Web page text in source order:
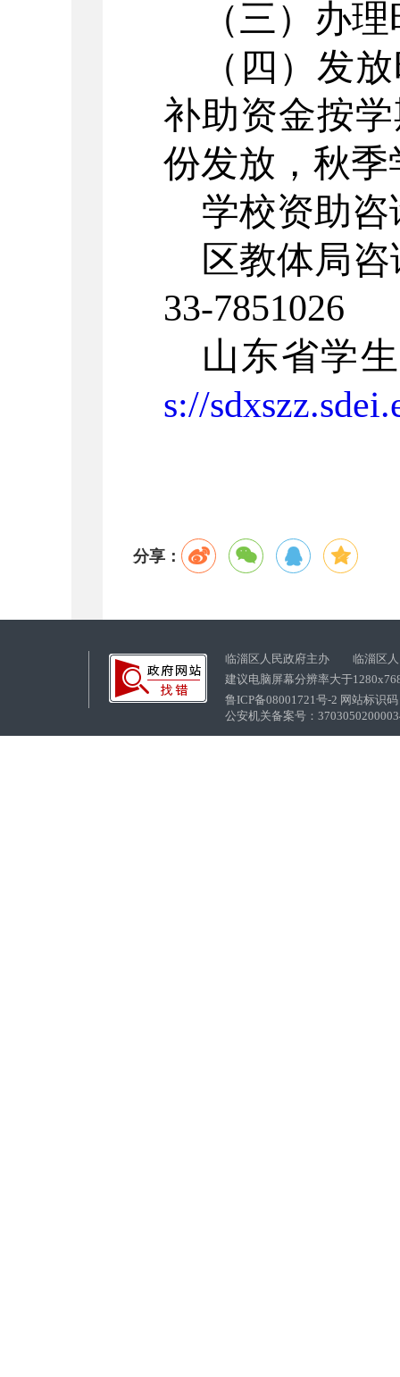
（三）办
（四）发
补助资金按
份发放，秋季
学校资助
区教体局
33-7851026
山东省学
s://
分享：
临淄区人民政府主办 临淄区人
建议电脑屏幕分辨率大于
鲁ICP备08001721号-2 网站标识
公安机关备案号：